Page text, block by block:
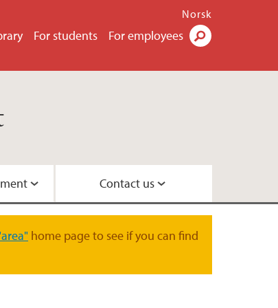
For students For employees
Norsk
Contact us
home page to see if you can find